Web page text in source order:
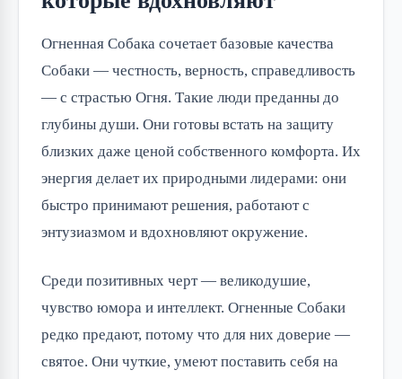
Огненная Собака сочетает базовые качества
Собаки — честность, верность, справедливость
— с страстью Огня. Такие люди преданны до
глубины души. Они готовы встать на защиту
близких даже ценой собственного комфорта. Их
энергия делает их природными лидерами: они
быстро принимают решения, работают с
энтузиазмом и вдохновляют окружение.
Среди позитивных черт — великодушие,
чувство юмора и интеллект. Огненные Собаки
редко предают, потому что для них доверие —
святое. Они чуткие, умеют поставить себя на